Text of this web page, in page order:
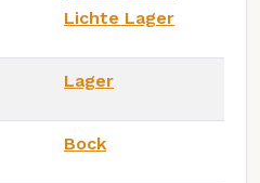
Lichte Lager
Lager
Bock